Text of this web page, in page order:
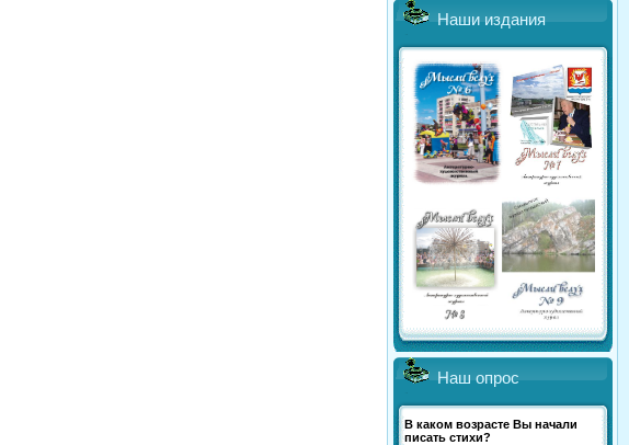
Наши издания
Наш опрос
В каком возрасте Вы начали
писать стихи?